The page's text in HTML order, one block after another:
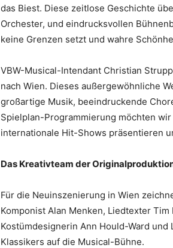
das Biest. Diese zeitlose Geschichte
Orchester, und eindrucksvollen
keine Grenzen setzt und wahre
VBW-Musical-Intendant Christian
nach Wien. Dieses außergewöhnliche
großartige Musik, beeindruckende
Spielplan-Programmierung möchten wir
internationale Hit-Shows präsentieren
Das Kreativteam der
Für die Neuinszenierung in Wien
Komponist Alan Menken, Liedtexter
Kostümdesignerin Ann Hould-Ward
Klassikers auf die Musical-Bühne.